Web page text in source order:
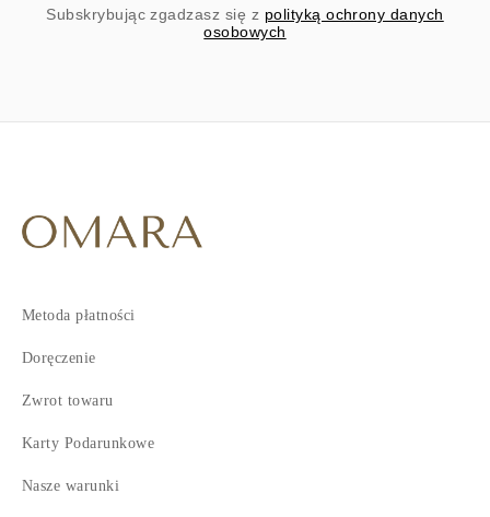
Subskrybując zgadzasz się z polityką ochrony danych
osobowych
Metoda płatności
Doręczenie
Zwrot towaru
Karty Podarunkowe
Nasze warunki